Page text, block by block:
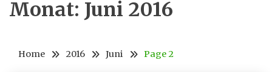
Monat: Juni 2016
Home 2016 Juni Page 2